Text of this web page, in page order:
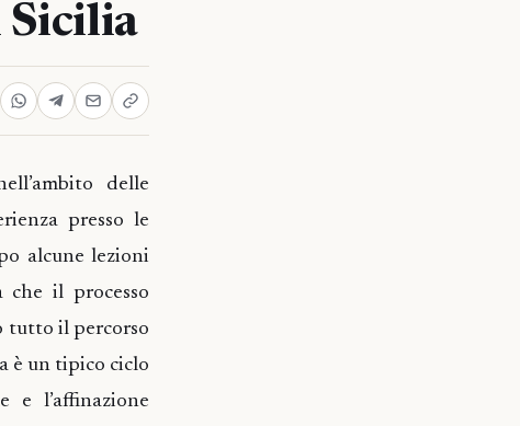
Sicilia
delle
presso le
alcune lezioni
che il processo
tutto il percorso
è un tipico ciclo
e l’affinazione